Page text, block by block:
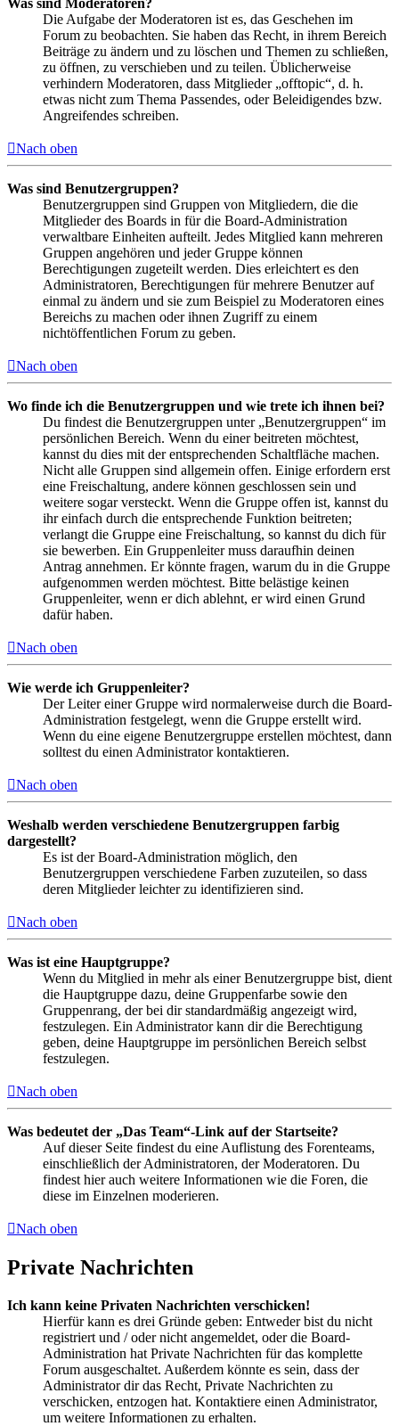
Die Aufgabe der Moderatoren ist es, das Geschehen im
Forum zu beobachten. Sie haben das Recht, in ihrem Bereich
Beiträge zu ändern und zu löschen und Themen zu schließen,
zu öffnen, zu verschieben und zu teilen. Üblicherweise
verhindern Moderatoren, dass Mitglieder „offtopic“, d. h.
etwas nicht zum Thema Passendes, oder Beleidigendes bzw.
Angreifendes schreiben.
Nach oben
Was sind Benutzergruppen?
Benutzergruppen sind Gruppen von Mitgliedern, die die
Mitglieder des Boards in für die Board-Administration
verwaltbare Einheiten aufteilt. Jedes Mitglied kann mehreren
Gruppen angehören und jeder Gruppe können
Berechtigungen zugeteilt werden. Dies erleichtert es den
Administratoren, Berechtigungen für mehrere Benutzer auf
einmal zu ändern und sie zum Beispiel zu Moderatoren eines
Bereichs zu machen oder ihnen Zugriff zu einem
nichtöffentlichen Forum zu geben.
Nach oben
Wo finde ich die Benutzergruppen und wie trete ich ihnen bei?
Du findest die Benutzergruppen unter „Benutzergruppen“ im
persönlichen Bereich. Wenn du einer beitreten möchtest,
kannst du dies mit der entsprechenden Schaltfläche machen.
Nicht alle Gruppen sind allgemein offen. Einige erfordern erst
eine Freischaltung, andere können geschlossen sein und
weitere sogar versteckt. Wenn die Gruppe offen ist, kannst du
ihr einfach durch die entsprechende Funktion beitreten;
verlangt die Gruppe eine Freischaltung, so kannst du dich für
sie bewerben. Ein Gruppenleiter muss daraufhin deinen
Antrag annehmen. Er könnte fragen, warum du in die Gruppe
aufgenommen werden möchtest. Bitte belästige keinen
Gruppenleiter, wenn er dich ablehnt, er wird einen Grund
dafür haben.
Nach oben
Wie werde ich Gruppenleiter?
Der Leiter einer Gruppe wird normalerweise durch die Board-
Administration festgelegt, wenn die Gruppe erstellt wird.
Wenn du eine eigene Benutzergruppe erstellen möchtest, dann
solltest du einen Administrator kontaktieren.
Nach oben
Weshalb werden verschiedene Benutzergruppen farbig
dargestellt?
Es ist der Board-Administration möglich, den
Benutzergruppen verschiedene Farben zuzuteilen, so dass
deren Mitglieder leichter zu identifizieren sind.
Nach oben
Was ist eine Hauptgruppe?
Wenn du Mitglied in mehr als einer Benutzergruppe bist, dient
die Hauptgruppe dazu, deine Gruppenfarbe sowie den
Gruppenrang, der bei dir standardmäßig angezeigt wird,
festzulegen. Ein Administrator kann dir die Berechtigung
geben, deine Hauptgruppe im persönlichen Bereich selbst
festzulegen.
Nach oben
Was bedeutet der „Das Team“-Link auf der Startseite?
Auf dieser Seite findest du eine Auflistung des Forenteams,
einschließlich der Administratoren, der Moderatoren. Du
findest hier auch weitere Informationen wie die Foren, die
diese im Einzelnen moderieren.
Nach oben
Private Nachrichten
Ich kann keine Privaten Nachrichten verschicken!
Hierfür kann es drei Gründe geben: Entweder bist du nicht
registriert und / oder nicht angemeldet, oder die Board-
Administration hat Private Nachrichten für das komplette
Forum ausgeschaltet. Außerdem könnte es sein, dass der
Administrator dir das Recht, Private Nachrichten zu
verschicken, entzogen hat. Kontaktiere einen Administrator,
um weitere Informationen zu erhalten.